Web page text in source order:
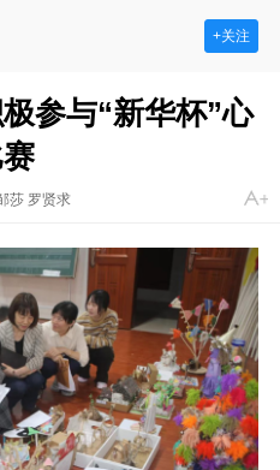
+关注
参与“新华杯”心
莎 罗贤求